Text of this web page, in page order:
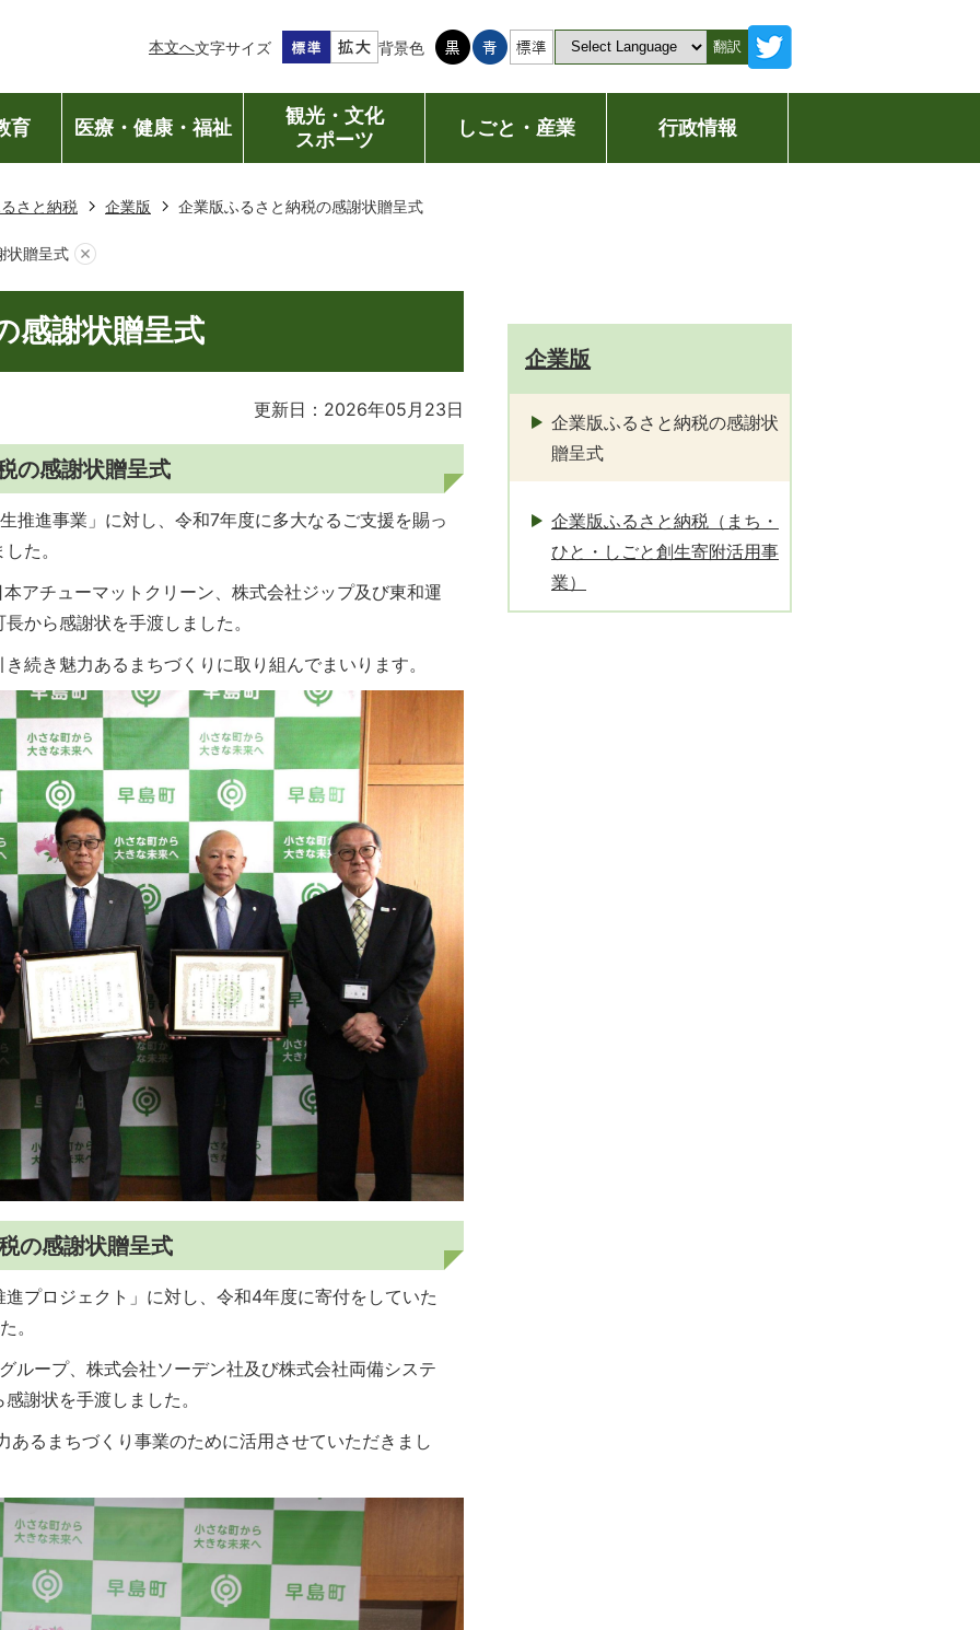
本文へ文字サイズ 背景色 翻訳
育 医療・健康・福祉
観光・文化
スポーツ
しごと・産業 行政情報
さと納税 企業版 企業版ふるさと納税の感謝状贈呈式
状贈呈式
感謝状贈呈式
更新日：2026年05月23日
の感謝状贈呈式
推進事業」に対し、令和7年度に多大なるご支援を賜っ
た。
アチューマットクリーン、株式会社ジップ及び東和運
から感謝状を手渡しました。
続き魅力あるまちづくりに取り組んでまいります。
の感謝状贈呈式
プロジェクト」に対し、令和4年度に寄付をしていた
。
ープ、株式会社ソーデン社及び株式会社両備システ
謝状を手渡しました。
るまちづくり事業のために活用させていただきまし
企業版
企業版ふるさと納税の感謝状
贈呈式
企業版ふるさと納税（まち・
ひと・しごと創生寄附活用事
業）